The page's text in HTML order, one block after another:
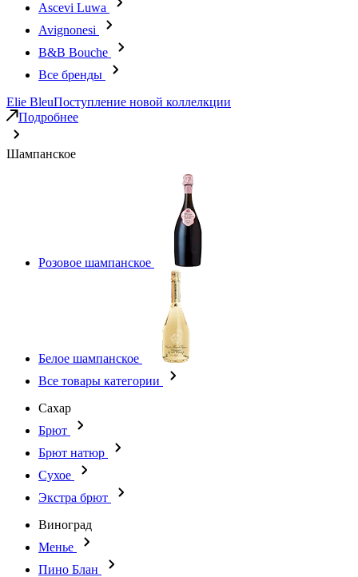
Ascevi Luwa
Avignonesi
B&B Bouche
Все бренды
Elie BleuПоступление новой коллелкции
Подробнее
Шампанское
Розовое шампанское
Белое шампанское
Все товары категории
Сахар
Брют
Брют натюр
Сухое
Экстра брют
Виноград
Менье
Пино Блан